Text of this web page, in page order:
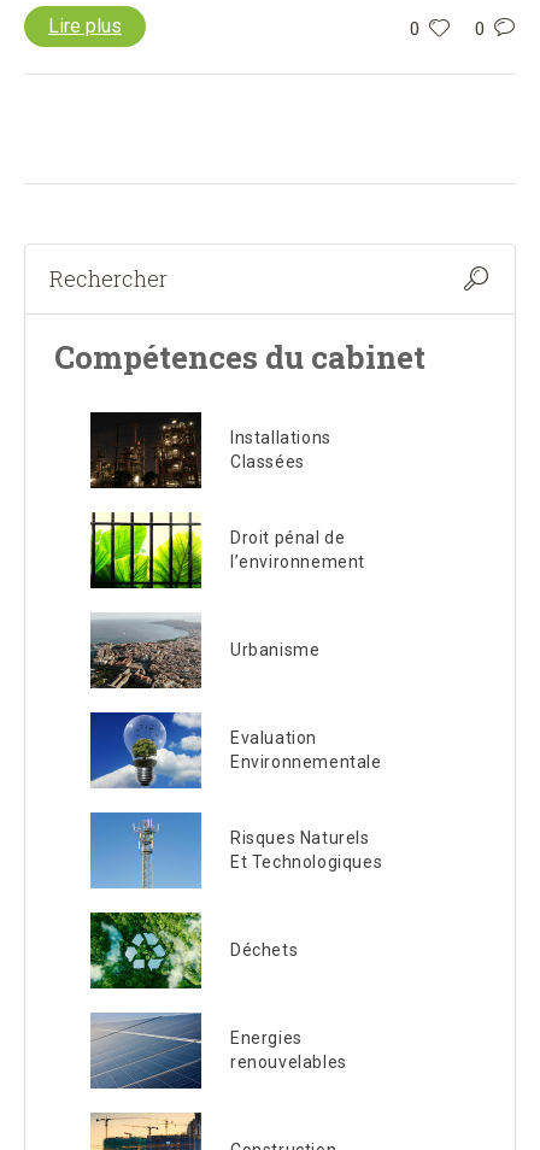
0 0
Lire plus
Compétences du cabinet
Installations
Classées
Droit pénal de
l’environnement
Urbanisme
Evaluation
Environnementale
Risques Naturels
Et Technologiques
Déchets
Energies
renouvelables